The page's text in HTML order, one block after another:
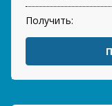
Получить: